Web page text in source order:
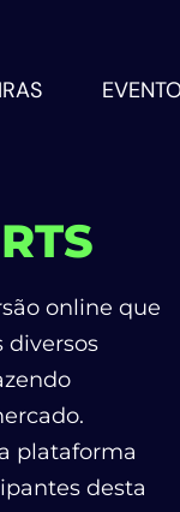
online que
diversos
plataforma
desta